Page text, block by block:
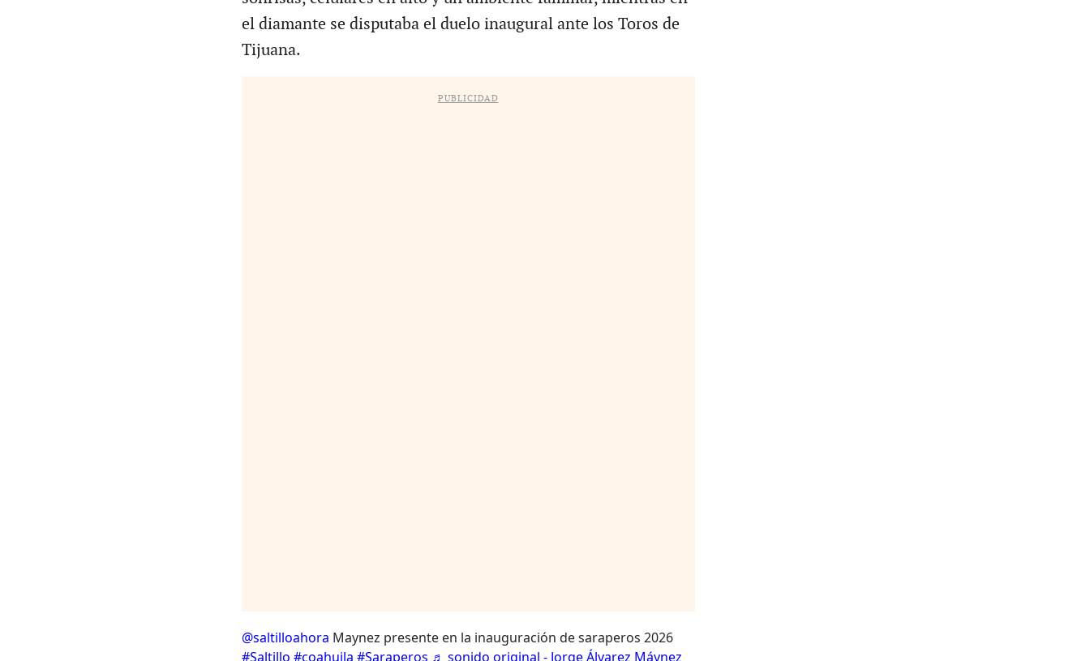
el diamante se disputaba el duelo inaugural ante los Toros de
Tijuana.
PUBLICIDAD
@saltilloahora Maynez presente en la inauguración de saraperos 2026
#Saltillo #coahuila #Saraperos ♬ sonido original - Jorge Álvarez Máynez